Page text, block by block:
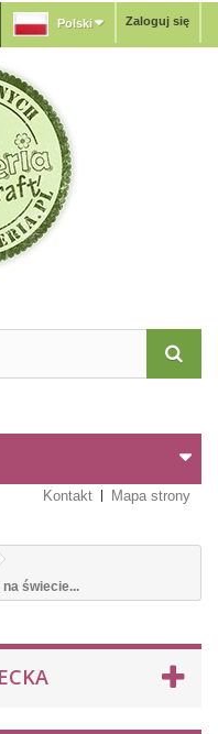
Zaloguj się
Polski
Kontakt Mapa strony
świecie...